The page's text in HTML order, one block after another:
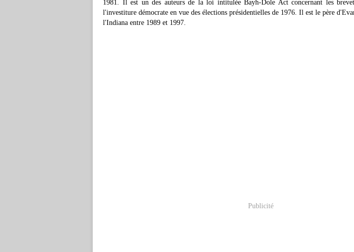
1981. Il est un des auteurs de la loi intitulée Bayh-Dole Act concernant les
l'investiture démocrate en vue des élections présidentielles de 1976. Il est le père
l'Indiana entre 1989 et 1997.
Publicité